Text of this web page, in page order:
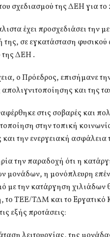
σχεδιασμού της ΔΕΗ για το
έχει προσχεδιάσει την
της, σε εγκατάσταση
της ΔΕΗ .
o Πρόεδρος, επισήμανε
και της
στις σοβαρές και
στην τοπική
και την ενεργειακή ασφάλεια
την παραδοχή ότι η
μονάδων, η μονόπλευρη
με την κατάργηση χιλιάδων
το ΤΕΕ/ΤΔΜ και το
εξής προτάσεις: